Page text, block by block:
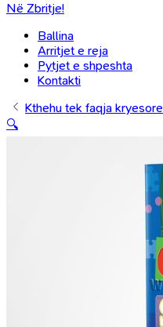
Në Zbritje!
Ballina
Arritjet e reja
Pytjet e shpeshta
Kontakti
Kthehu tek faqja kryesore
🔍